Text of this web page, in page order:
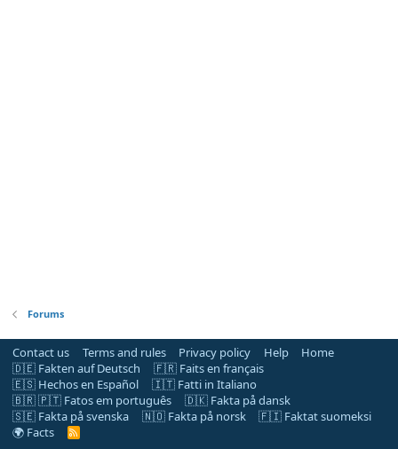
Forums
Contact us Terms and rules Privacy policy Help
Home
🇩🇪 Fakten auf Deutsch
🇫🇷 Faits en français
🇪🇸 Hechos en Español
🇮🇹 Fatti in Italiano
🇧🇷 🇵🇹 Fatos em português
🇩🇰 Fakta på dansk
🇸🇪 Fakta på svenska
🇳🇴 Fakta på norsk
🇫🇮 Faktat suomeksi
🌍 Facts
R